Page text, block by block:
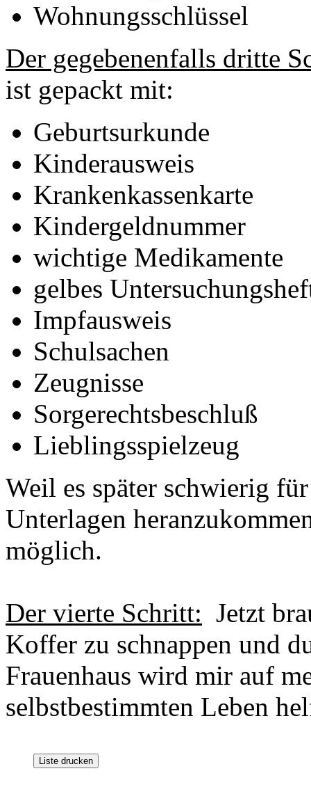
Wohnungsschlüssel
Der gegebenenfalls dritte
ist gepackt mit:
Geburtsurkunde
Kinderausweis
Krankenkassenkarte
Kindergeldnummer
wichtige Medikamente
gelbes
Impfausweis
Schulsachen
Zeugnisse
Sorgerechtsbeschluß
Lieblingsspielzeug
Weil es später schwierig
Unterlagen
möglich.
Der vierte Schritt: Jetzt
Koffer zu schnappen und
Frauenhaus wird mir auf
selbstbestimmten Leben